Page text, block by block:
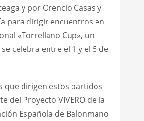
y por Orencio Casas y
para dirigir encuentros en
«Torrellano Cup», un
celebra entre el 1 y el 5 de
que dirigen estos partidos
del Proyecto VIVERO de la
Española de Balonmano